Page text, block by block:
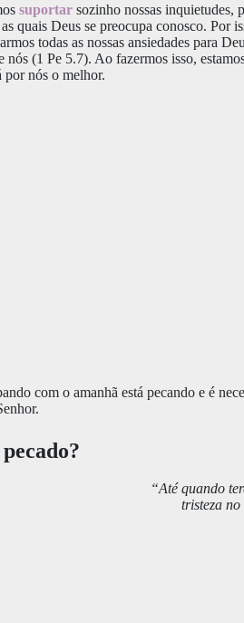
suportar sozinho nossas inquietudes,
quais Deus se preocupa conosco. Por
todas as nossas ansiedades para
nós (1 Pe 5.7). Ao fazermos isso,
nós o melhor.
com o amanhã está pecando e é
“Até quando
tristeza